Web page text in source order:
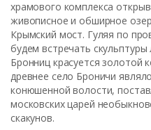
храмового комплекса
живописное и обширное
Крымский мост. Гуляя по
будем встречать
Бронниц красуется золотой
древнее село Броничи
конюшенной волости,
московских царей
скакунов.